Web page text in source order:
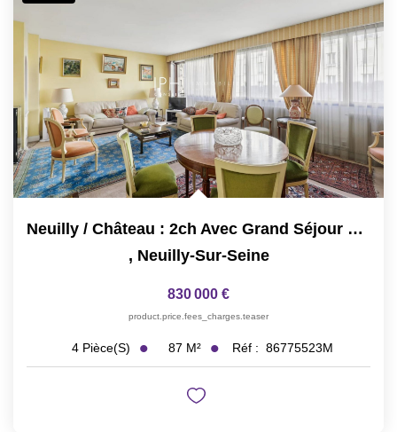
Neuilly / Château : 2ch Avec Grand Séjour Proche Commerces
, Neuilly-Sur-Seine
830 000 €
product.price.fees_charges.teaser
4 Pièce(s) 87 M² Réf : 86775523M